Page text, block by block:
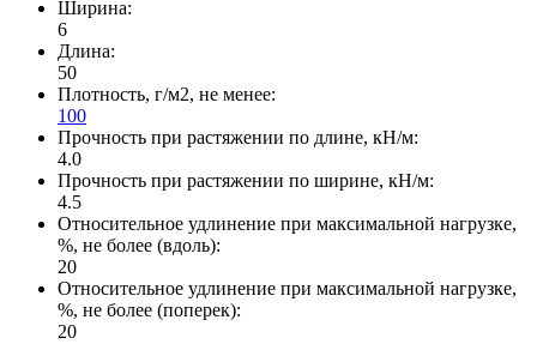
Ширина:
6
Длина:
50
Плотность, г/м2, не менее:
100
Прочность при растяжении по длине, кН/м:
4.0
Прочность при растяжении по ширине, кН/м:
4.5
Относительное удлинение при максимальной нагрузке,
%, не более (вдоль):
20
Относительное удлинение при максимальной нагрузке,
%, не более (поперек):
20